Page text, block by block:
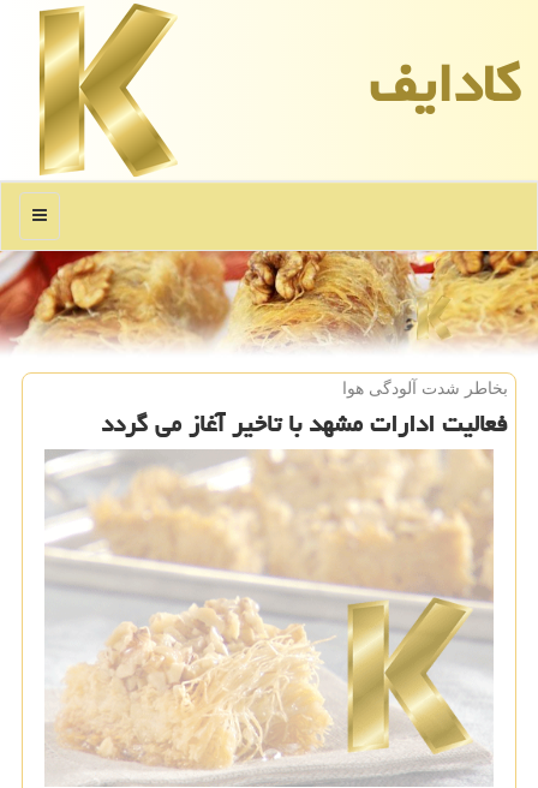
كادایف
منو
بخاطر شدت آلودگی هوا
فعالیت ادارات مشهد با تاخیر آغاز می گردد